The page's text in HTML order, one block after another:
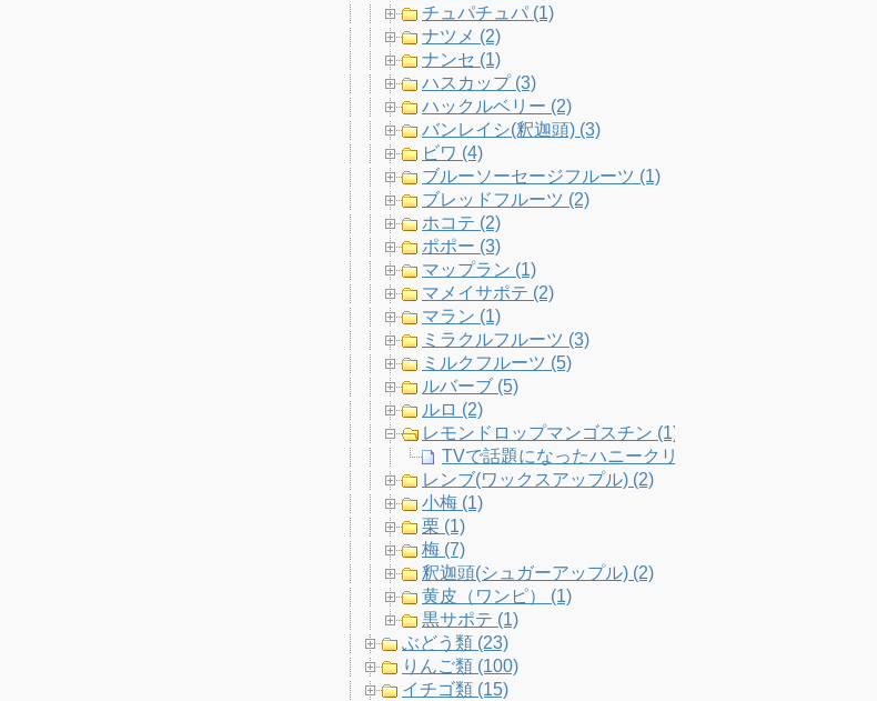
チュパチュパ (1)
ナツメ (2)
ナンセ (1)
ハスカップ (3)
ハックルベリー (2)
バンレイシ(釈迦頭) (3)
ビワ (4)
ブルーソーセージフルーツ (1)
ブレッドフルーツ (2)
ホコテ (2)
ポポー (3)
マップラン (1)
マメイサポテ (2)
マラン (1)
ミラクルフルーツ (3)
ミルクフルーツ (5)
ルバーブ (5)
ルロ (2)
レモンドロップマンゴスチン (1)
TVで話題になったハニークリームパイナップルだけ
レンブ(ワックスアップル) (2)
小梅 (1)
栗 (1)
梅 (7)
釈迦頭(シュガーアップル) (2)
黄皮（ワンピ） (1)
黒サポテ (1)
ぶどう類 (23)
りんご類 (100)
イチゴ類 (15)